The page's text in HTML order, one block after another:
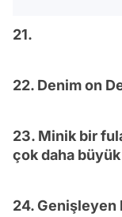
21.
22. Denim on
23. Minik bir
çok daha
24. Genişleyen